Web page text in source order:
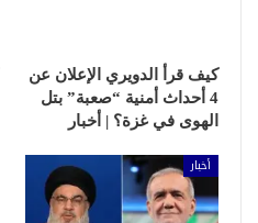
كيف قرأ الدويري الإعلان عن
4 أحداث أمنية “صعبة” بتل
الهوى في غزة؟ | أخبار
أخبار